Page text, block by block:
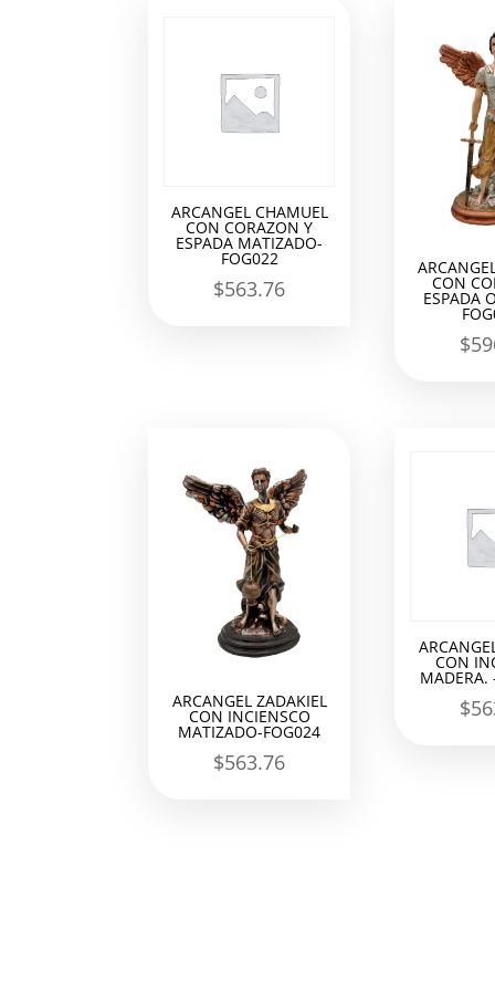
ARCANGEL CHAMUEL
CON CORAZON Y
ESPADA MATIZADO-
FOG022
$563.76 CON
ESPADA
$
ARCANGEL ZADAKIEL
CON INCIENSCO
MATIZADO-FOG024
$563.76
CON
MADERA.
$